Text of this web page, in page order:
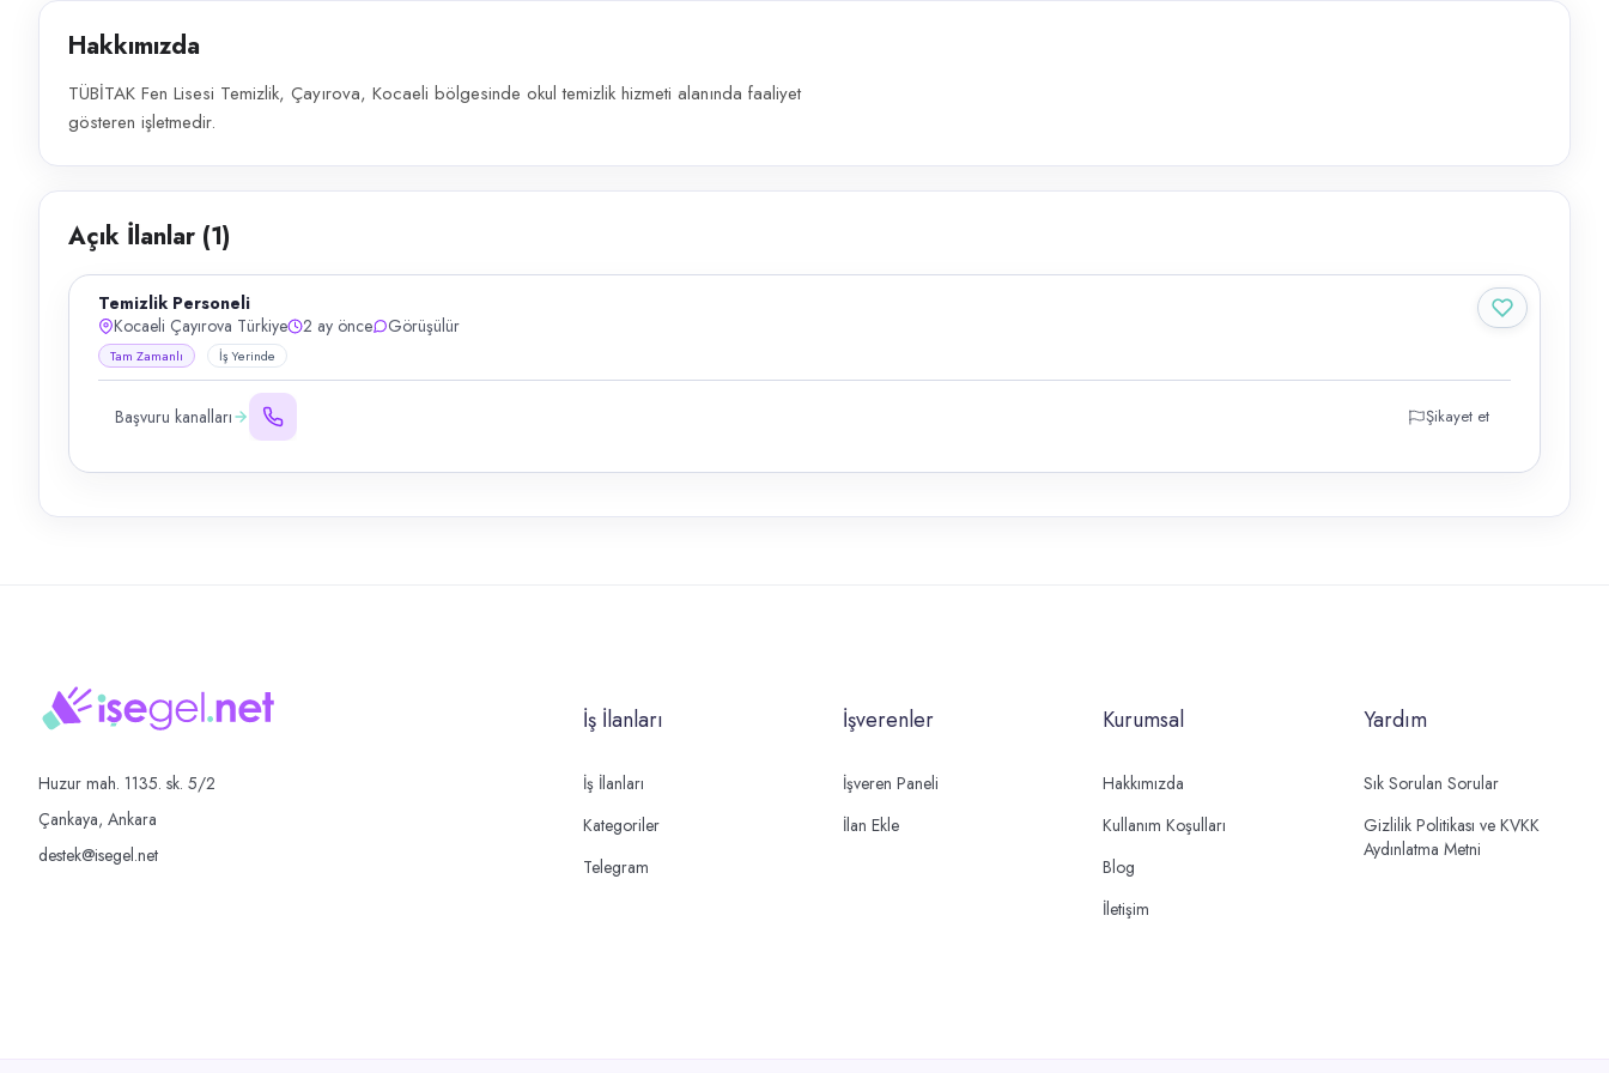
Hakkımızda
TÜBİTAK Fen Lisesi Temizlik, Çayırova, Kocaeli bölgesinde okul temizlik hizmeti alanında faaliyet
gösteren işletmedir.
Açık İlanlar (1)
Temizlik Personeli
Kocaeli Çayırova Türkiye
2 ay önce Görüşülür
Tam Zamanlı İş Yerinde
Başvuru kanalları Şikayet et
Huzur mah. 1135. sk. 5/2
Çankaya, Ankara
destek@isegel.net
İş İlanları
İş İlanları
Kategoriler
Telegram
İşverenler
İşveren Paneli
İlan Ekle
Kurumsal
Hakkımızda
Kullanım Koşulları
Blog
İletişim
Yardım
Sık Sorulan Sorular
Gizlilik Politikası ve KVKK
Aydınlatma Metni